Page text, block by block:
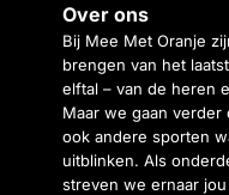
Over ons
Bij Mee Met Oranje
brengen van het
elftal – van de heren
Maar we gaan verder
ook andere sporten
uitblinken. Als
streven we ernaar